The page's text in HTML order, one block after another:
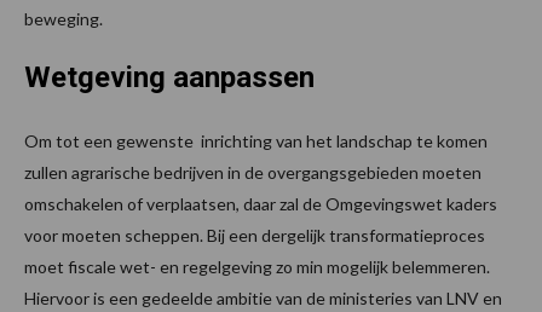
beweging.
Wetgeving aanpassen
Om tot een gewenste inrichting van het landschap te komen
zullen agrarische bedrijven in de overgangsgebieden moeten
omschakelen of verplaatsen, daar zal de Omgevingswet kaders
voor moeten scheppen. Bij een dergelijk transformatieproces
moet fiscale wet- en regelgeving zo min mogelijk belemmeren.
Hiervoor is een gedeelde ambitie van de ministeries van LNV en